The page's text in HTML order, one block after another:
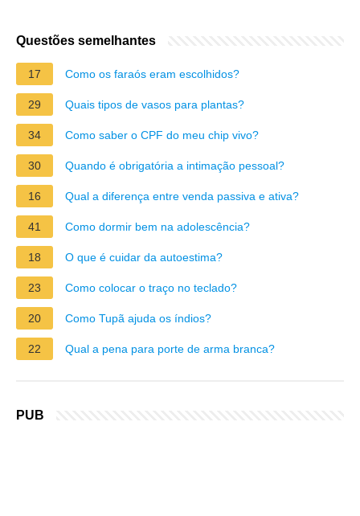
Questões semelhantes
17 Como os faraós eram escolhidos?
29 Quais tipos de vasos para plantas?
34 Como saber o CPF do meu chip vivo?
30 Quando é obrigatória a intimação pessoal?
16 Qual a diferença entre venda passiva e ativa?
41 Como dormir bem na adolescência?
18 O que é cuidar da autoestima?
23 Como colocar o traço no teclado?
20 Como Tupã ajuda os índios?
22 Qual a pena para porte de arma branca?
PUB